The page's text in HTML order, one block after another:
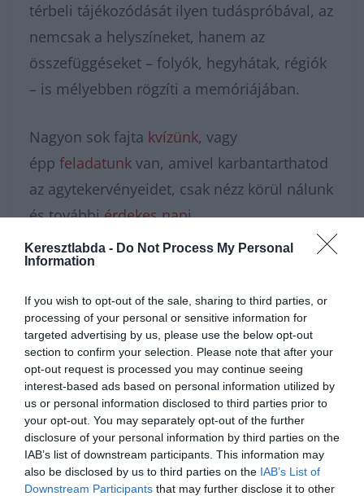
Keresztlabda - Do Not Process My Personal
Information
If you wish to opt-out of the sale, sharing to third parties, or
processing of your personal or sensitive information for
targeted advertising by us, please use the below opt-out
section to confirm your selection. Please note that after your
opt-out request is processed you may continue seeing
interest-based ads based on personal information utilized by
us or personal information disclosed to third parties prior to
your opt-out. You may separately opt-out of the further
disclosure of your personal information by third parties on the
IAB’s list of downstream participants. This information may
also be disclosed by us to third parties on the IAB’s List of
Downstream Participants that may further disclose it to other
térbeli tájékozódását ilyen tudáspróbával, az
nemcsak a helyszíneket, hanem az
összefüggéseket – folyók, hegyhátak, régiók
– is mélyebben rögzíti a memóriájában.
Nagyon sok fajta kvízünk, vagy
épp feladatunk van, amivel karbantarthatod
az agytekervényeidet, csak nézz körül nálunk
és továbbiérdekes napi
feladatokat találhatsz!
Hirdetés